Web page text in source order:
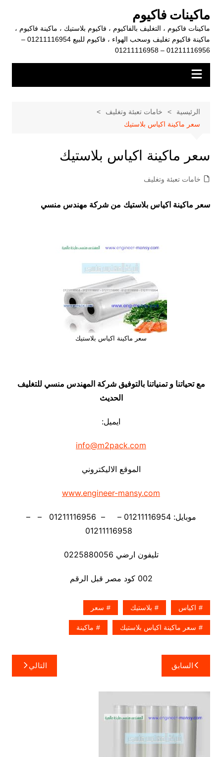
المحتوى
ماكينات فاكيوم
ماكينات فاكيوم ، التغليف بالفاكيوم ، فاكيوم بلاستيك ، ماكينة فاكيوم ،
ماكينة فاكيوم تغليف وسحب الهواء ، فاكيوم للبيع 01211116954 –
01211116956 – 01211116958
الرئيسية
خامات تعبئة وتغليف
سعر ماكينة اكياس بلاستيك
سعر ماكينة اكياس بلاستيك
خامات تعبئة وتغليف
سعر ماكينة اكياس بلاستيك من شركة مهندس منسي
سعر ماكينة اكياس بلاستيك
مع تحياتنا و تمنياتنا بالتوفيق شركة المهندس منسي للتغليف
الحديث
ايميل:
info@m2pack.com
الموقع الاليكتروني
www.engineer-mansy.com
موبايل: 01211116954 – – 01211116956 – –
تليفون ارضي 0225880056
002 كود مصر قبل الرقم
اكياس بلاستيك سعر
سعر ماكينة اكياس بلاستيك ماكينة
تصفّح
المقالات
السابق التالي